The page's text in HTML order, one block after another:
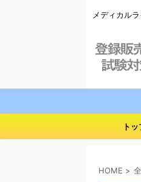
メディカル
トッ
HOME >